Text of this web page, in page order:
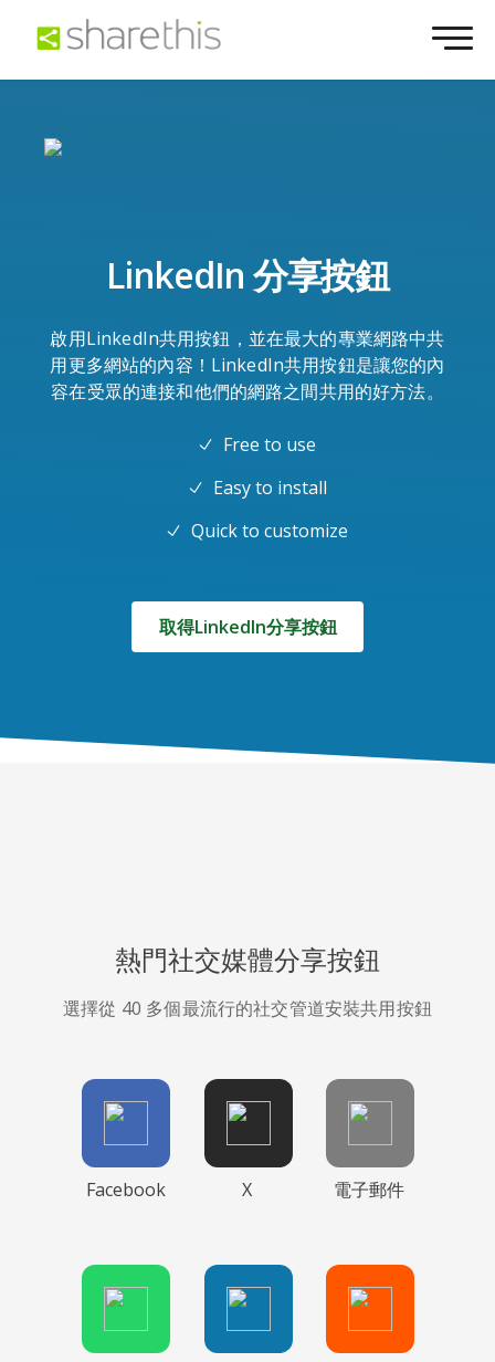
LinkedIn 分享按鈕
啟用LinkedIn共用按鈕，並在最大的專業網路中共
用更多網站的內容！LinkedIn共用按鈕是讓您的內
容在受眾的連接和他們的網路之間共用的好方法。
Free to use
Easy to install
Quick to customize
取得LinkedIn分享按鈕
熱門社交媒體分享按鈕
選擇從 40 多個最流行的社交管道安裝共用按鈕
Facebook X 電子郵件